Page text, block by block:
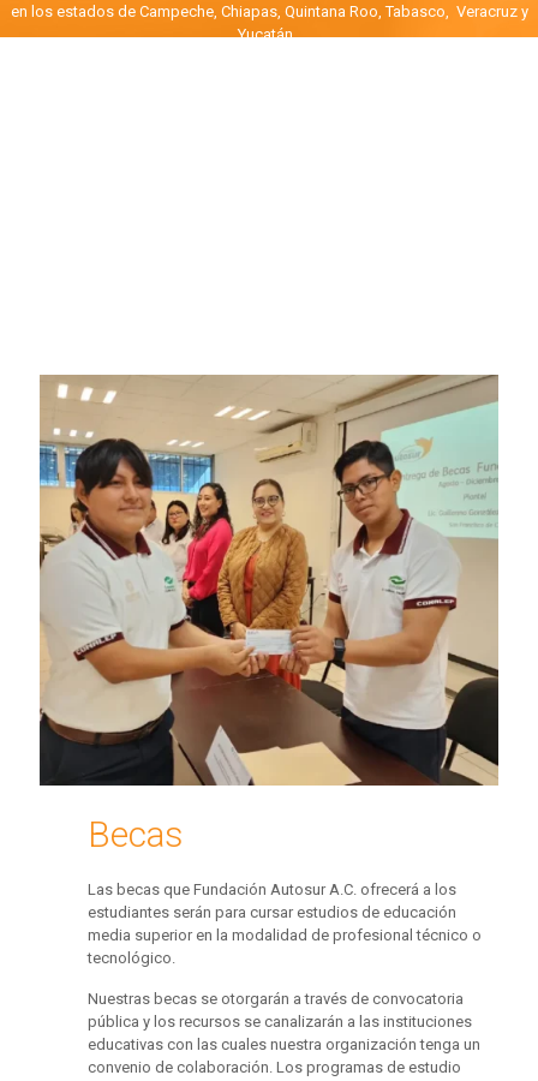
en los estados de Campeche, Chiapas, Quintana Roo, Tabasco, Veracruz y
Yucatán .
Becas
Las becas que Fundación Autosur A.C. ofrecerá a los
estudiantes serán para cursar estudios de educación
media superior en la modalidad de profesional técnico o
tecnológico.
Nuestras becas se otorgarán a través de convocatoria
pública y los recursos se canalizarán a las instituciones
educativas con las cuales nuestra organización tenga un
convenio de colaboración. Los programas de estudio